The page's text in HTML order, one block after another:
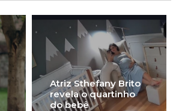
Atriz Sthefany Brito
revela o quartinho
do bebê